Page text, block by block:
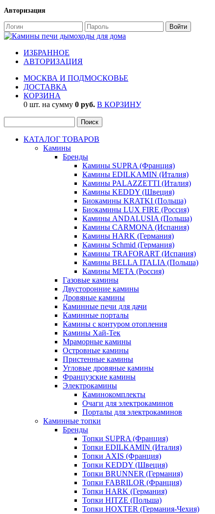
Авторизация
ИЗБРАННОЕ
АВТОРИЗАЦИЯ
МОСКВА И ПОДМОСКОВЬЕ
ДОСТАВКА
КОРЗИНА
0 шт. на сумму 0 руб. В КОРЗИНУ
КАТАЛОГ ТОВАРОВ
Камины
Бренды
Камины SUPRA (Франция)
Камины EDILKAMIN (Италия)
Камины PALAZZETTI (Италия)
Камины KEDDY (Швеция)
Биокамины KRATKI (Польша)
Биокамины LUX FIRE (Россия)
Камины ANDALUSIA (Польша)
Камины CARMONA (Испания)
Камины HARK (Германия)
Камины Schmid (Германия)
Камины TRAFORART (Испания)
Камины BELLA ITALIA (Польша)
Камины МЕТА (Россия)
Газовые камины
Двусторонние камины
Дровяные камины
Каминные печи для дачи
Каминные порталы
Камины с контуром отопления
Камины Хай-Тек
Мраморные камины
Островные камины
Пристенные камины
Угловые дровяные камины
Французские камины
Электрокамины
Каминокомплекты
Очаги для электрокаминов
Порталы для электрокаминов
Каминные топки
Бренды
Топки SUPRA (Франция)
Топки EDILKAMIN (Италия)
Топки AXIS (Франция)
Топки KEDDY (Швеция)
Топки BRUNNER (Германия)
Топки FABRILOR (Франция)
Топки HARK (Германия)
Топки HITZE (Польша)
Топки HOXTER (Германия-Чехия)